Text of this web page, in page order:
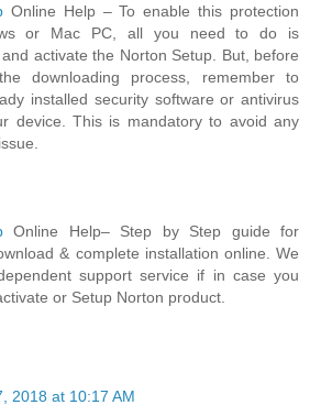
Online Help – To enable this protection
or Mac PC, all you need to do is
activate the Norton Setup. But, before
downloading process, remember to
installed security software or antivirus
device. This is mandatory to avoid any
Online Help– Step by Step guide for
& complete installation online. We
support service if in case you
or Setup Norton product.
2018 at 10:17 AM